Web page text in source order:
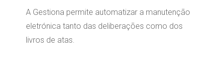
A Gestiona permite automatizar a manutenção
eletrónica tanto das deliberações como dos
livros de atas.